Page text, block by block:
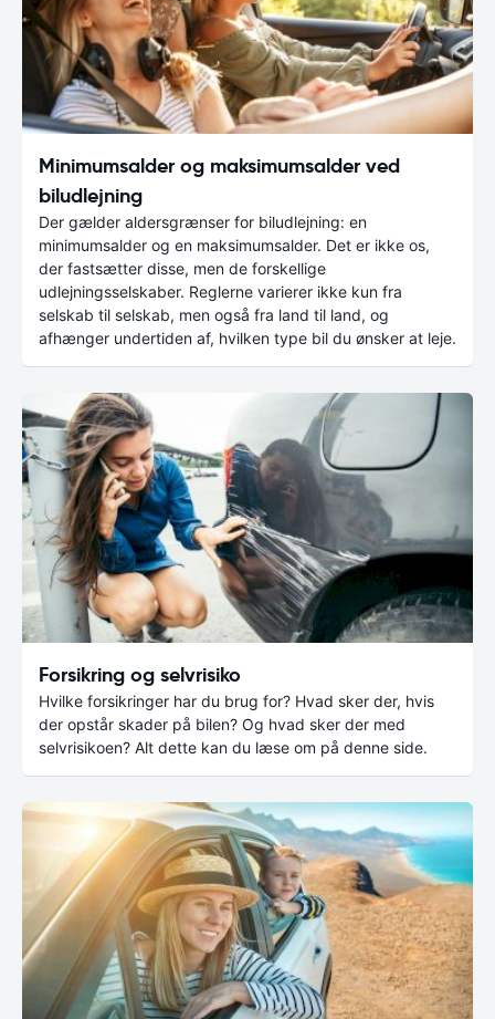
Minimumsalder og maksimumsalder ved
biludlejning
Der gælder aldersgrænser for biludlejning: en
minimumsalder og en maksimumsalder. Det er ikke os,
der fastsætter disse, men de forskellige
udlejningsselskaber. Reglerne varierer ikke kun fra
selskab til selskab, men også fra land til land, og
afhænger undertiden af, hvilken type bil du ønsker at leje.
Forsikring og selvrisiko
Hvilke forsikringer har du brug for? Hvad sker der, hvis
der opstår skader på bilen? Og hvad sker der med
selvrisikoen? Alt dette kan du læse om på denne side.